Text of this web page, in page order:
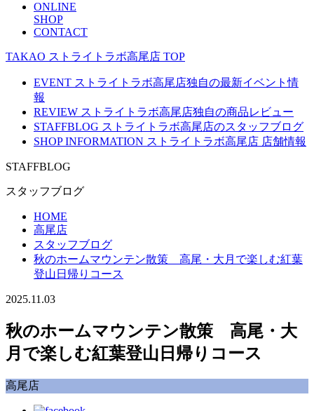
ONLINE
SHOP
CONTACT
TAKAO ストライトラボ高尾店 TOP
EVENT ストライトラボ高尾店独自の最新イベント情
報
REVIEW ストライトラボ高尾店独自の商品レビュー
STAFFBLOG ストライトラボ高尾店のスタッフブログ
SHOP INFORMATION ストライトラボ高尾店 店舗情報
STAFFBLOG
スタッフブログ
HOME
高尾店
スタッフブログ
秋のホームマウンテン散策 高尾・大月で楽しむ紅葉
登山日帰りコース
2025.11.03
秋のホームマウンテン散策 高尾・大
月で楽しむ紅葉登山日帰りコース
高尾店